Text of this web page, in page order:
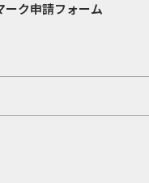
ーク申請フォーム